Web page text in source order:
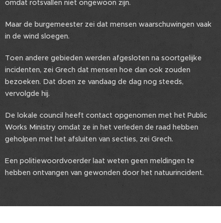
omdat rotsvallen niet ongewoon zijn.
Maar de burgemeester zei dat mensen waarschuwingen vaak
in de wind sloegen.
Toen andere gebieden werden afgesloten na soortgelijke
incidenten, zei Grech dat mensen hoe dan ook zouden
bezoeken. Dat doen ze vandaag de dag nog steeds,
vervolgde hij.
De lokale council heeft contact opgenomen met het Public
Works Ministry omdat ze in het verleden de raad hebben
geholpen met het afsluiten van secties, zei Grech.
Een politiewoordvoerder laat weten geen meldingen te
hebben ontvangen van gewonden door het natuurincident.